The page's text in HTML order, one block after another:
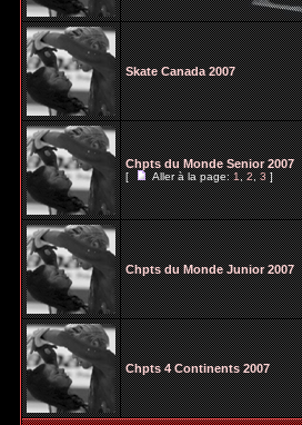
Skate Canada 2007
Chpts du Monde Senior 2007
[ Aller à la page:1,2,3]
Chpts du Monde Junior 2007
Chpts 4 Continents 2007